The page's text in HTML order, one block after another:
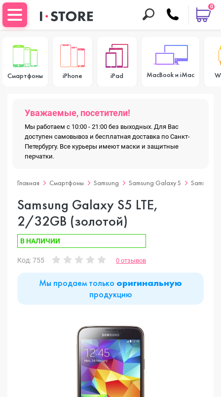
0
Смартфоны iPhone iPad MacBook и iMac
Уважаемые, посетители!
Мы работаем с 10:00 - 21:00 без выходных. Для Вас
доступен самовывоз и бесплатная доставка по Санкт-
Петербургу. Все курьеры имеют маски и защитные
перчатки.
Главная Смартфоны Samsung Samsung Galaxy S Samsung
Samsung Galaxy S5 LTE,
2/32GB (золотой)
В НАЛИЧИИ
Код: 755 0 отзывов
Мы продаем только оригинальную
продукцию